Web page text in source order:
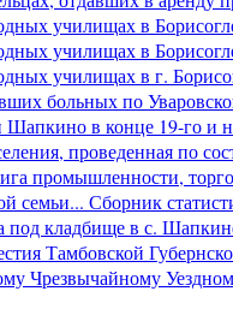
училищах в
училищах в
училищах в г.
больных по
в конце 19-го и
проведенная по
промышленности,
семьи... Сборник
под кладбище в с.
Тамбовской
Чрезвычайному